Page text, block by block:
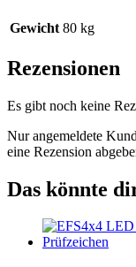
Gewicht 80 kg
Rezensionen
Es gibt noch keine
Nur angemeldete
eine Rezension
Das könnte